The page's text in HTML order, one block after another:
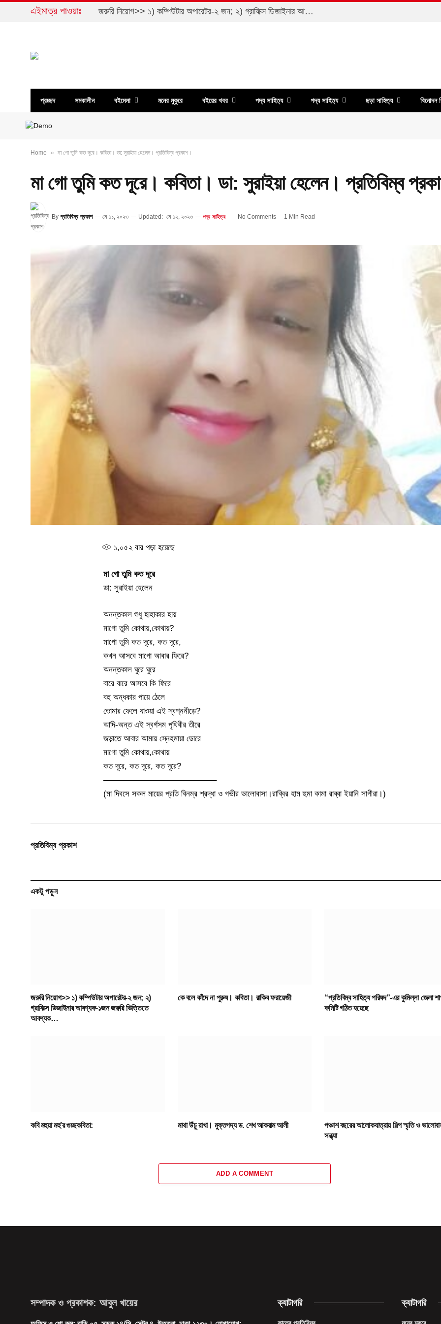
এইমাত্র পাওয়াঃ জরুরি নিয়োগ>> ১) কম্পিউটার অপারেটর-২ জন; ২) গ্রাফিক্স ডিজাইনার আবশ্যক-১জন জরুরি ভিত্তিতে আবশ্যক…
প্রচ্ছদ সমকালীন বইমেলা মনের মুকুরে বইয়ের খবর পদ্য সাহিত্য গদ্য সাহিত্য ছড়া সাহিত্য বিনোদন
Home » মা গো তুমি কত দূরে। কবিতা। ডা: সুরাইয়া হেলেন। প্রতিবিম্ব প্রকাশ।
মা গো তুমি কত দূরে। কবিতা। ডা: সুরাইয়া হেলেন। প্রতিবিম্ব
By প্রতিবিম্ব প্রকাশ মে ১১, ২০২৩ Updated: মে ১২, ২০২৩ পদ্য সাহিত্য No Comments 1 Min Read
১,০৫২ বার পড়া হয়েছে
মা গো তুমি কত দূরে
ডা: সুরাইয়া হেলেন
অনন্তকাল শুধু হাহাকার হায়
মাগো তুমি কোথায়,কোথায়?
মাগো তুমি কত দূরে, কত দূরে,
কখন আসবে মাগো আবার ফিরে?
অনন্তকাল ঘুরে ঘুরে
বারে বারে আসবে কি ফিরে
বহু অন্ধকার পায়ে ঠেলে
তোমার ফেলে যাওয়া এই স্বপ্ননীড়ে?
আদি-অন্ত এই স্বর্গসম পৃথিবীর তীরে
জড়াতে আবার আমায় স্নেহমায়া ডোরে
মাগো তুমি কোথায়,কোথায়
কত দূরে, কত দূরে, কত দূরে?
—————————————–
(মা দিবসে সকল মায়ের প্রতি বিনম্র শ্রদ্ধা ও গভীর ভালোবাসা।রাব্বির হাম হুমা কামা রাব্বা ইয়ানি সাগীরা।)
প্রতিবিম্ব প্রকাশ
একটু পড়ুন
জরুরি নিয়োগ>> ১) কম্পিউটার অপারেটর-২ জন; ২)
গ্রাফিক্স ডিজাইনার আবশ্যক-১জন জরুরি ভিত্তিতে
আবশ্যক…
কে বলে কাঁদে না পুরুষ। কবিতা। রাকিব ফরায়েজী
“প্রতিবিম্ব সাহিত্য পরিষদ”-এর কুমিল্লা জেলা
কমিটি গঠিত হয়েছে
কবি মহুয়া মহু’র গুচ্ছকবিতা: মাথা উঁচু রাখা। মুক্তগদ্য ড. শেখ আকরাম আলী
পঞ্চাশ বছরের আলোকযাত্রায় শিল্প স্মৃতি ও
সন্ধ্যা
ADD A COMMENT
সম্পাদক ও প্রকাশক: আবুল খায়ের ক্যাটাগরি ক্যাটাগরি